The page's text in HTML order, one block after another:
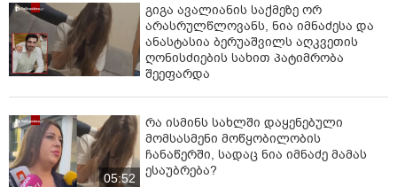
გიგა ავალიანის საქმეზე ორ
არასრულწლოვანს, ნია იმნაძესა და
ანასტასია ბერუაშვილს აღკვეთის
ღონისძიების სახით პატიმრობა
შეეფარდა
05:52
რა ისმინს სახლში დაყენებული
მომსასმენი მოწყობილობის
ჩანაწერში, სადაც ნია იმნაძე მამას
ესაუბრება?